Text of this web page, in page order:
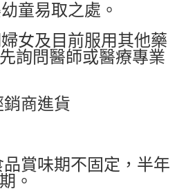
童易取之處。
女及目前服用其他藥
詢問醫師或醫療專業
商進貨
賞味期不固定，半年
。